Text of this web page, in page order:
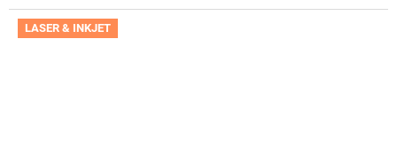
LASER & INKJET